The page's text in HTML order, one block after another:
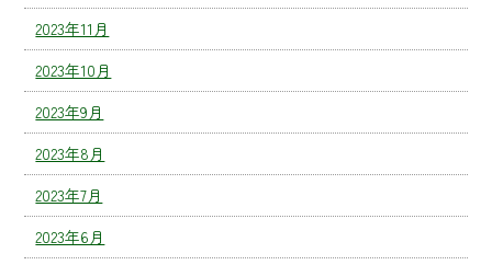
2023年11月
2023年10月
2023年9月
2023年8月
2023年7月
2023年6月